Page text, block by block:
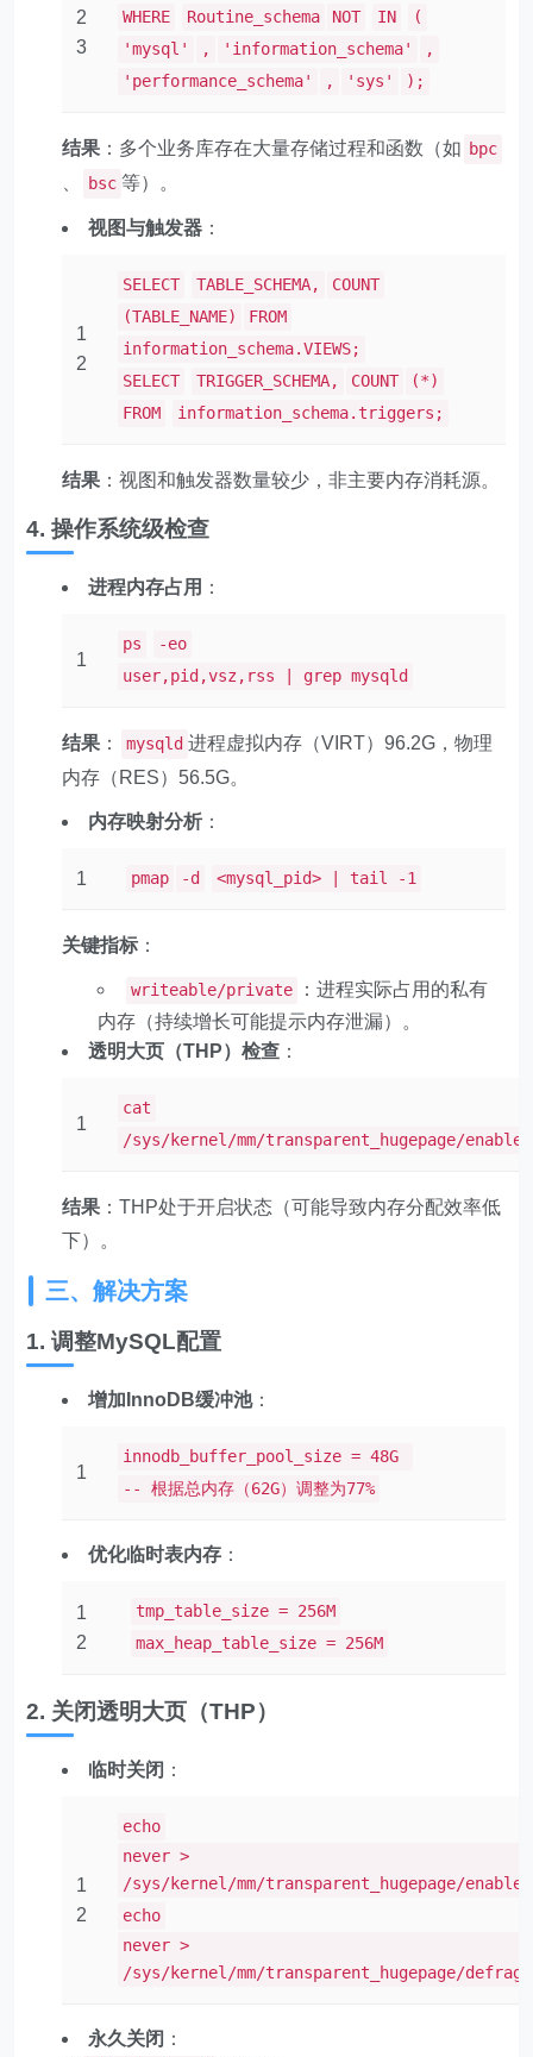
2
3
WHERE Routine_schema NOT IN
(
'mysql'
, 'information_schema'
,
'performance_schema'
, 'sys' );
结果 ：多个业务库存在大量存储过程和函数（如 bpc
bsc 等）。
视图与触发器 ：
1
2
SELECT TABLE_SCHEMA,
COUNT
(TABLE_NAME)
FROM
information_schema.VIEWS;
SELECT
TRIGGER_SCHEMA, COUNT
(*)
FROM
information_schema.triggers;
结果 ：视图和触发器数量较少，非主要内存消耗源。
4. 操作系统级检查
进程内存占用 ：
1
ps
-eo
user,pid,vsz,rss | grep mysqld
结果 ： mysqld 进程虚拟内存（VIRT）96.2G，物理
内存（RES）56.5G。
内存映射分析 ：
1 pmap -d <mysql_pid> | tail -1
关键指标 ：
writeable/private
：进程实际占用的私有
内存（持续增长可能提示内存泄漏）。
透明大页（THP）检查 ：
1
cat
/sys/kernel/mm/transparent_hugepage/enabled
结果 ：THP处于开启状态（可能导致内存分配效率低
下）。
三、解决方案
1. 调整MySQL配置
增加InnoDB缓冲池：
1
innodb_buffer_pool_size = 48G
-- 根据总内存（62G）调整为77%
优化临时表内存 ：
1
2
tmp_table_size = 256M
max_heap_table_size = 256M
2. 关闭透明大页（THP）
临时关闭 ：
1
2
echo
never >
/sys/kernel/mm/transparent_hugepage/enabled
echo
never >
/sys/kernel/mm/transparent_hugepage/defrag
永久关闭 ：